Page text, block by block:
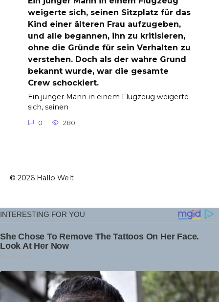
weigerte sich, seinen Sitzplatz für das
Kind einer älteren Frau aufzugeben,
und alle begannen, ihn zu kritisieren,
ohne die Gründe für sein Verhalten zu
verstehen. Doch als der wahre Grund
bekannt wurde, war die gesamte
Crew schockiert.
Ein junger Mann in einem Flugzeug weigerte
sich, seinen
0 280
© 2026 Hallo Welt